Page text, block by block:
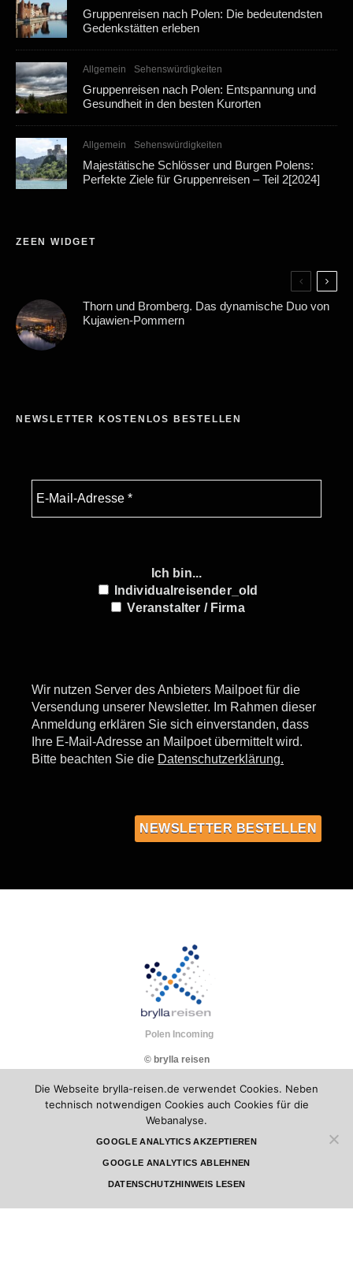
Gruppenreisen nach Polen: Die bedeutendsten
Gedenkstätten erleben
Allgemein Sehenswürdigkeiten
Gruppenreisen nach Polen: Entspannung und
Gesundheit in den besten Kurorten
Allgemein Sehenswürdigkeiten
Majestätische Schlösser und Burgen Polens:
Perfekte Ziele für Gruppenreisen – Teil 2[2024]
ZEEN WIDGET
Thorn und Bromberg. Das dynamische Duo von
Kujawien-Pommern
NEWSLETTER KOSTENLOS BESTELLEN
Ich bin...
Individualreisender_old
Veranstalter / Firma
Wir nutzen Server des Anbieters Mailpoet für die
Versendung unserer Newsletter. Im Rahmen dieser
Anmeldung erklären Sie sich einverstanden, dass
Ihre E-Mail-Adresse an Mailpoet übermittelt wird.
Bitte beachten Sie die Datenschutzerklärung.
Polen Incoming
© brylla reisen
Die Webseite brylla-reisen.de verwendet Cookies. Neben
technisch notwendigen Cookies auch Cookies für die
Webanalyse.
GOOGLE ANALYTICS AKZEPTIEREN
GOOGLE ANALYTICS ABLEHNEN
DATENSCHUTZHINWEIS LESEN